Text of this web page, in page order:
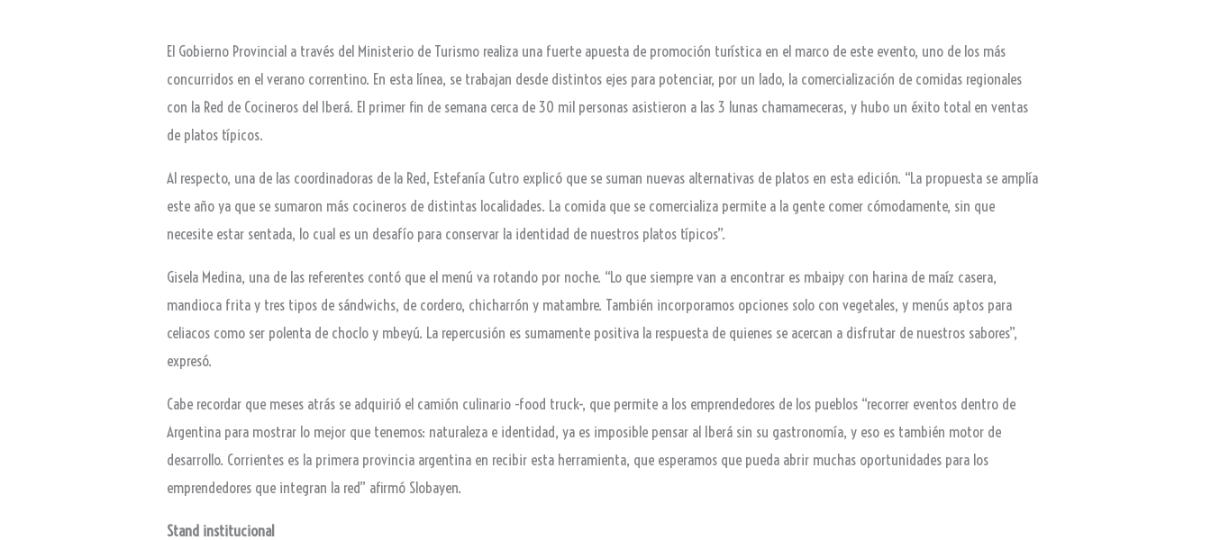
El Gobierno Provincial a través del Ministerio de Turismo realiza una fuerte apuesta de promoción turística en el marco de este evento, uno de los más
concurridos en el verano correntino. En esta línea, se trabajan desde distintos ejes para potenciar, por un lado, la comercialización de comidas regionales
con la Red de Cocineros del Iberá. El primer fin de semana cerca de 30 mil personas asistieron a las 3 lunas chamameceras, y hubo un éxito total en ventas
de platos típicos.
Al respecto, una de las coordinadoras de la Red, Estefanía Cutro explicó que se suman nuevas alternativas de platos en esta edición. “La propuesta se amplía
este año ya que se sumaron más cocineros de distintas localidades. La comida que se comercializa permite a la gente comer cómodamente, sin que
necesite estar sentada, lo cual es un desafío para conservar la identidad de nuestros platos típicos”.
Gisela Medina, una de las referentes contó que el menú va rotando por noche. “Lo que siempre van a encontrar es mbaipy con harina de maíz casera,
mandioca frita y tres tipos de sándwichs, de cordero, chicharrón y matambre. También incorporamos opciones solo con vegetales, y menús aptos para
celiacos como ser polenta de choclo y mbeyú. La repercusión es sumamente positiva la respuesta de quienes se acercan a disfrutar de nuestros sabores”,
expresó.
Cabe recordar que meses atrás se adquirió el camión culinario -food truck-, que permite a los emprendedores de los pueblos “recorrer eventos dentro de
Argentina para mostrar lo mejor que tenemos: naturaleza e identidad, ya es imposible pensar al Iberá sin su gastronomía, y eso es también motor de
desarrollo. Corrientes es la primera provincia argentina en recibir esta herramienta, que esperamos que pueda abrir muchas oportunidades para los
emprendedores que integran la red” afirmó Slobayen.
Stand institucional